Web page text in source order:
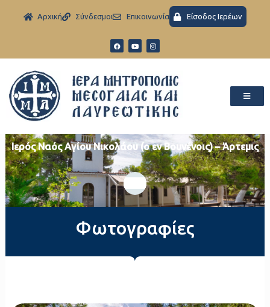
Aρχική Σύνδεσμοι Eπικοινωνία Είσοδος Ιερέων
Ιερός Ναός Αγίου Νικολάου (ο εν Βουνένοις) – Άρτεμις
Φωτογραφίες